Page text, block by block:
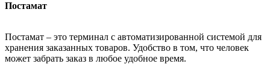
Постамат
Постамат – это терминал с автоматизированной системой для
хранения заказанных товаров. Удобство в том, что человек
может забрать заказ в любое удобное время.